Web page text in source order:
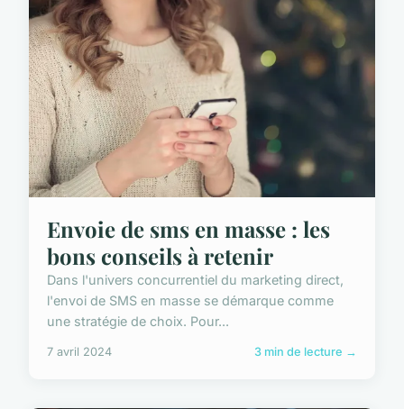
Envoie de sms en masse : les
bons conseils à retenir
Dans l'univers concurrentiel du marketing direct,
l'envoi de SMS en masse se démarque comme
une stratégie de choix. Pour...
7 avril 2024 3 min de lecture →